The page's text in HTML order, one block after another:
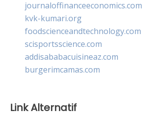
journaloffinanceeconomics.com
kvk-kumari.org
foodscienceandtechnology.com
scisportsscience.com
addisababacuisineaz.com
burgerimcamas.com
Link Alternatif